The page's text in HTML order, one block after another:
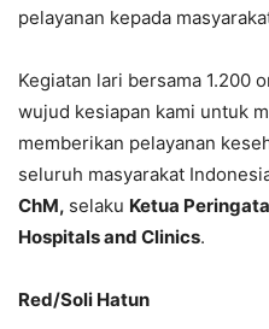
pelayanan kepada
Kegiatan lari bersama 1.200
wujud kesiapan kami untuk
memberikan pelayanan
seluruh masyarakat
ChM, selaku Ketua
Hospitals and Clinics.
Red/Soli Hatun